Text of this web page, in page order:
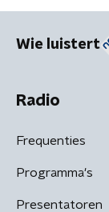
Wie luistert
Radio
Frequenties
Programma's
Presentatoren